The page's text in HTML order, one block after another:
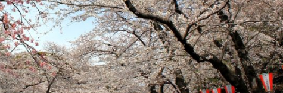
mở ra thế giới riêng biệt, phù hợp với mọi lứa tuổi và sở thích.